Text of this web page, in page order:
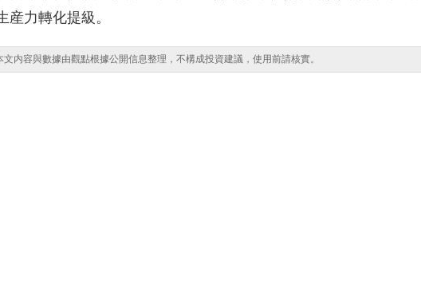
産力轉化提級。
文内容與數據由觀點根據公開信息整理，不構成投資建議，使用前請核實。